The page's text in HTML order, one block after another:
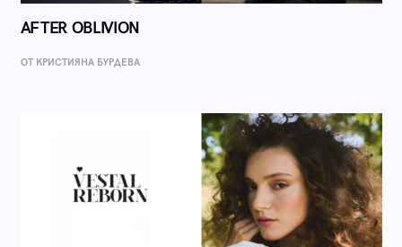
AFTER OBLIVION
ОТ КРИСТИЯНА БУРДЕВА